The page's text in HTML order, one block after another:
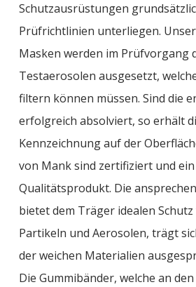
Schutzausrüstungen
Prüfrichtlinien unterliegen.
Masken werden im Prüfvorgang
Testaerosolen ausgesetzt,
filtern können müssen. Sind die
erfolgreich absolviert, so erhält
Kennzeichnung auf der
von Mank sind zertifiziert und
Qualitätsprodukt. Die
bietet dem Träger idealen
Partikeln und Aerosolen, trägt
der weichen Materialien
Die Gummibänder, welche an